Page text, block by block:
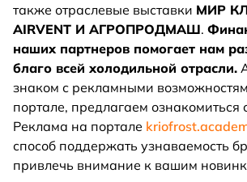
также отраслевые выставки МИР
AIRVENT И АГРОПРОДМАШ.
наших партнеров помогает нам
благо всей холодильной отрасли.
знаком с рекламными
портале, предлагаем ознакомиться
Реклама на портале
способ поддержать узнаваемость
привлечь внимание к вашим